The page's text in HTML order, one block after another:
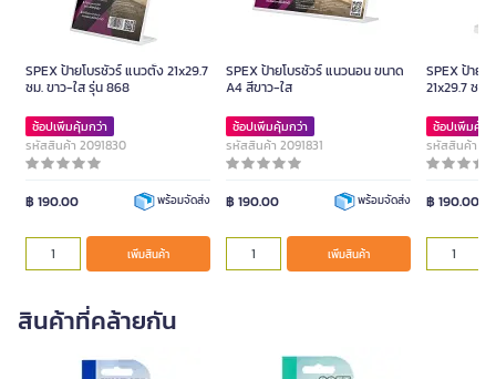
SPEX ป้ายโบรชัวร์ แนวตั้ง 21x29.7
ซม. ขาว-ใส รุ่น 868
ช้อปเพิ่มคุ้มกว่า
รหัสสินค้า 2091830
฿ 190.00 พร้อมจัดส่ง
เพิ่มสินค้า
SPEX ป้ายโบรชัวร์ แนวนอน ขนาด
A4 สีขาว-ใส
ช้อปเพิ่มคุ้มกว่า
รหัสสินค้า 2091831
฿ 190.00 พร้อมจัดส่ง
เพิ่มสินค้า
SPEX ป้าย
21x29.7 ซม.
ช้อปเพิ่มคุ้ม
รหัสสินค้า
฿ 190.00
สินค้าที่คล้ายกัน